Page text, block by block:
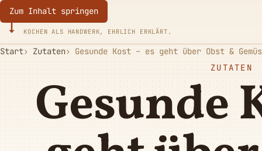
Zum Inhalt springen
Eurotoques
KOCHEN ALS HANDWERK, EHRLICH ERKLÄRT.
Start Zutaten
Gesunde Kost – es geht über Obst &
ZUTATEN
Gesunde